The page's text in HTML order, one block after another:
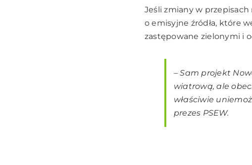
Jeśli zmiany w
o emisyjne źródła, które
zastępowane zielonymi i
–Sam projekt
wiatrową, ale
właściwie
prezes PSEW.